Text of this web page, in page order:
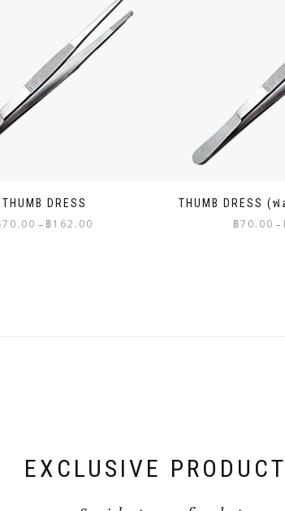
THUMB DRESS
70.00 – ฿162.00
THUMB DRESS
฿70.00 –
EXCLUSIVE